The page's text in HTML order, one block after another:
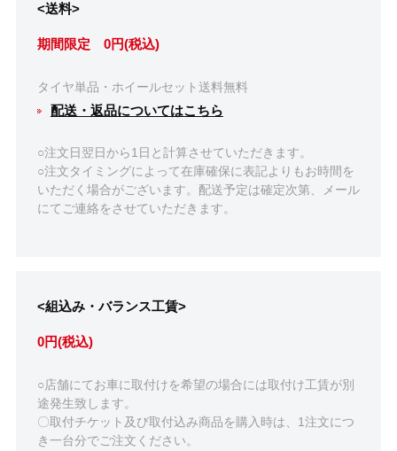
<送料>
期間限定 0円(税込)
タイヤ単品・ホイールセット送料無料
配送・返品についてはこちら
○注文日翌日から1日と計算させていただきます。
○注文タイミングによって在庫確保に表記よりもお時間を
いただく場合がございます。配送予定は確定次第、メール
にてご連絡をさせていただきます。
<組込み・バランス工賃>
0円(税込)
○店舗にてお車に取付けを希望の場合には取付け工賃が別
途発生致します。
〇取付チケット及び取付込み商品を購入時は、1注文につ
き一台分でご注文ください。